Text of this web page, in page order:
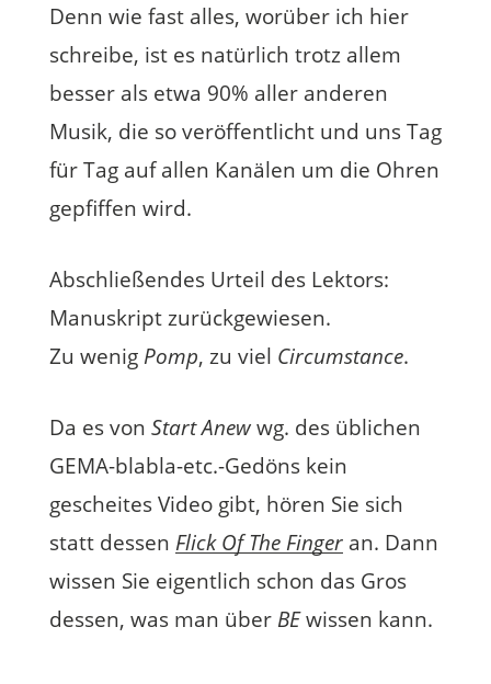
Denn wie fast alles, worüber ich hier
schreibe, ist es natürlich trotz allem
besser als etwa 90% aller anderen
Musik, die so veröffentlicht und uns Tag
für Tag auf allen Kanälen um die Ohren
gepfiffen wird.
Abschließendes Urteil des Lektors:
Manuskript zurückgewiesen.
Zu wenig Pomp, zu viel Circumstance.
Da es von Start Anewwg. des üblichen
GEMA-blabla-etc.-Gedöns kein
gescheites Video gibt, hören Sie sich
statt dessen Flick Of The Fingeran. Dann
wissen Sie eigentlich schon das Gros
dessen, was man über BEwissen kann.